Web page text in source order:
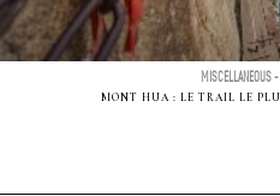
MISCELLANEOUS
MONT HUA : LE TRAIL LE